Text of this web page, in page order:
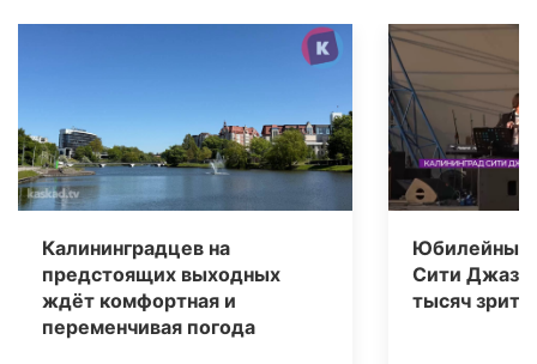
Калининградцев на
предстоящих выходных
ждёт комфортная и
переменчивая погода
Юбилейный
Сити Джаз»
тысяч